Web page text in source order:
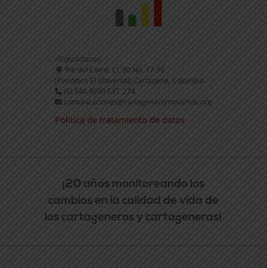
>Contáctanos:
Pie del Cerro, Cl. 30 No. 17-36
(Periódico El Universal) Cartagena, Colombia.
(5) 649 9090 EXT. 274
comunicaciones@cartagenacomovamos.org
Política de tratamiento de datos
¡20 años monitoreando los
cambios en la calidad de vida de
los cartageneros y cartageneras!